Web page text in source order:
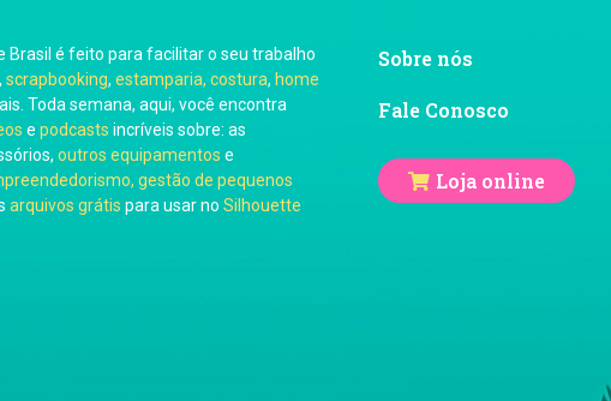
Brasil é feito para facilitar o seu trabalho
, scrapbooking, estamparia, costura, home
Toda semana, aqui, você encontra
e podcasts incríveis sobre: as
outros equipamentos e
gestão de pequenos
arquivos grátis para usar no Silhouette
Sobre nós
Fale Conosco
Loja online